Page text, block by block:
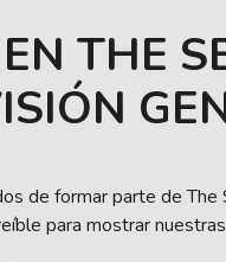
THE
de formar parte de
para mostrar